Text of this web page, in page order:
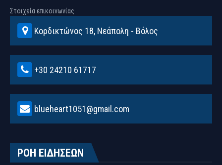
Στοιχεία επικοινωνίας
Κορδικτώνος 18, Νεάπολη - Βόλος
+30 24210 61717
blueheart1051@gmail.com
ΡΟΗ ΕΙΔΗΣΕΩΝ